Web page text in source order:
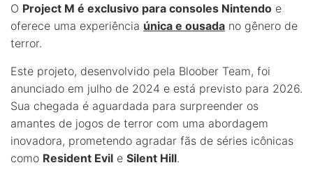
O Project M é exclusivo para consoles Nintendo e
oferece uma experiência única e ousada no gênero de
terror.
Este projeto, desenvolvido pela Bloober Team, foi
anunciado em julho de 2024 e está previsto para 2026.
Sua chegada é aguardada para surpreender os
amantes de jogos de terror com uma abordagem
inovadora, prometendo agradar fãs de séries icônicas
como Resident Evil e Silent Hill.